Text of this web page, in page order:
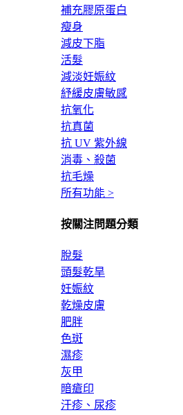
補充膠原蛋白
瘦身
減皮下脂
活髮
減淡妊娠紋
紓緩皮膚敏感
抗氧化
抗真菌
抗 UV 紫外線
消毒、殺菌
抗毛燥
所有功能 >
按關注問題分類
脫髮
頭髮乾旱
妊娠紋
乾燥皮膚
肥胖
色斑
濕疹
灰甲
暗瘡印
汗疹、尿疹